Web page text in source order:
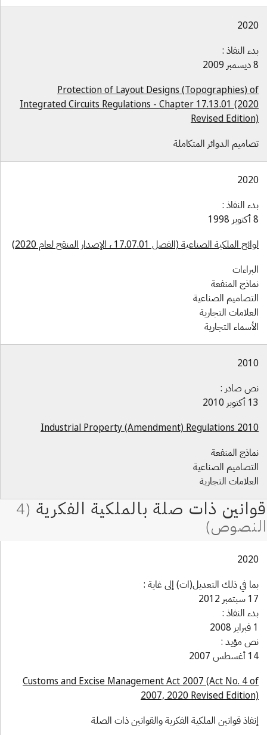
النفاذ :
Protection of Layout Designs (Topographies)
Integrated Circuits Regulations - Chapter 17.13.01
Revised
الدوائر المتكاملة
النفاذ :
الملكية الصناعية (الفصل 17.07.01 ، الإصدار المنقح لعام 2020)
المنفعة
الصناعية
التجارية
التجارية
صادر :
Industrial Property (Amendment) Regulations
المنفعة
الصناعية
التجارية
في ذلك التعديل(ات) إلى غاية :
النفاذ :
مؤيد :
Customs and Excise Management Act 2007 (Act No. 4
2007, 2020 Revised
قوانين الملكية الفكرية والقوانين ذات الصلة